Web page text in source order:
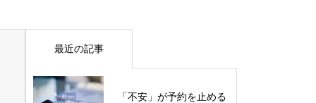
最近の記事
「不安」が予約を止める